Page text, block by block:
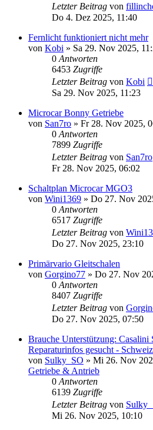
Letzter Beitrag von
Do 4. Dez 2025, 11:40
Fernlicht funktioniert nicht mehr
von Kobi » Sa 29. Nov 2025,
0Antworten
6453 Zugriffe
Letzter Beitrag von Kobi
Sa 29. Nov 2025, 11:23
Microcar Bonny Getriebe
von San7ro » Fr 28. Nov 2025,
0Antworten
7899 Zugriffe
Letzter Beitrag von San7ro
Fr 28. Nov 2025, 06:02
Schaltplan Microcar MGO3
von Wini1369 » Do 27. Nov
0Antworten
6517 Zugriffe
Letzter Beitrag von
Do 27. Nov 2025, 23:10
Primärvario Gleitschalen
von Gorgino77 » Do 27. Nov
0Antworten
8407 Zugriffe
Letzter Beitrag von
Do 27. Nov 2025, 07:50
Brauche Unterstützung:
Reparaturinfos gesucht - Schweiz
von Sulky_SO » Mi 26. Nov
Getriebe & Antrieb
0Antworten
6139 Zugriffe
Letzter Beitrag von
Mi 26. Nov 2025, 10:10